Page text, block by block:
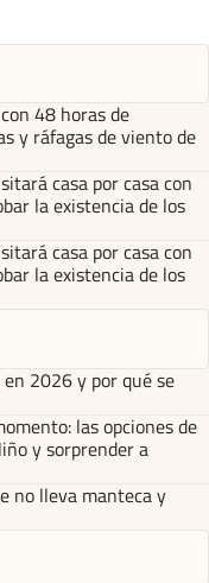
48 horas de
y ráfagas de viento de
casa por casa con
la existencia de los
casa por casa con
la existencia de los
2026 y por qué se
las opciones de
y sorprender a
no lleva manteca y